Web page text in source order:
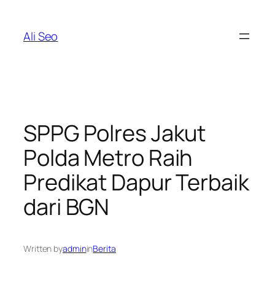
content
Ali Seo
SPPG Polres Jakut
Polda Metro Raih
Predikat Dapur Terbaik
dari BGN
Written byadmininBerita